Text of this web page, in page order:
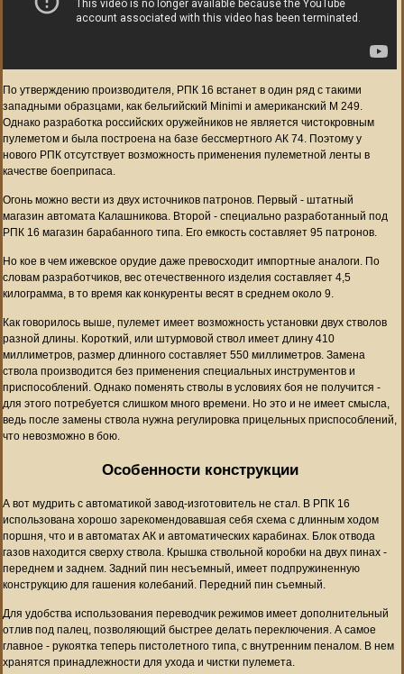
По утверждению производителя, РПК 16 встанет в один ряд с такими
западными образцами, как бельгийский Minimi и американский M 249.
Однако разработка российских оружейников не является чистокровным
пулеметом и была построена на базе бессмертного АК 74. Поэтому у
нового РПК отсутствует возможность применения пулеметной ленты в
качестве боеприпаса.
Огонь можно вести из двух источников патронов. Первый - штатный
магазин автомата Калашникова. Второй - специально разработанный под
РПК 16 магазин барабанного типа. Его емкость составляет 95 патронов.
Но кое в чем ижевское орудие даже превосходит импортные аналоги. По
словам разработчиков, вес отечественного изделия составляет 4,5
килограмма, в то время как конкуренты весят в среднем около 9.
Как говорилось выше, пулемет имеет возможность установки двух стволов
разной длины. Короткий, или штурмовой ствол имеет длину 410
миллиметров, размер длинного составляет 550 миллиметров. Замена
ствола производится без применения специальных инструментов и
приспособлений. Однако поменять стволы в условиях боя не получится -
для этого потребуется слишком много времени. Но это и не имеет смысла,
ведь после замены ствола нужна регулировка прицельных приспособлений,
что невозможно в бою.
Особенности конструкции
А вот мудрить с автоматикой завод-изготовитель не стал. В РПК 16
использована хорошо зарекомендовавшая себя схема с длинным ходом
поршня, что и в автоматах АК и автоматических карабинах. Блок отвода
газов находится сверху ствола. Крышка ствольной коробки на двух пинах -
переднем и заднем. Задний пин несъемный, имеет подпружиненную
конструкцию для гашения колебаний. Передний пин съемный.
Для удобства использования переводчик режимов имеет дополнительный
отлив под палец, позволяющий быстрее делать переключения. А самое
главное - рукоятка теперь пистолетного типа, с внутренним пеналом. В нем
хранятся принадлежности для ухода и чистки пулемета.